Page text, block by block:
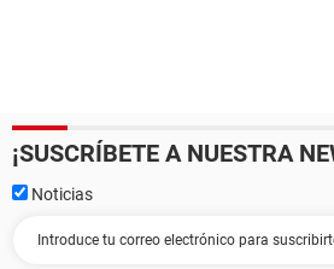
¡SUSCRÍBETE A NUESTRA
Noticias